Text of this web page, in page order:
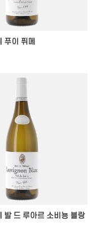
푸이 퓌메
발 드 루아르 소비뇽 블랑